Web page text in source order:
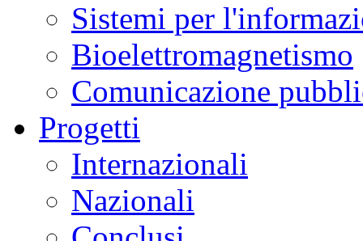
Sistemi per
Bioelettromagnetismo
Comunicazione
Progetti
Internazionali
Nazionali